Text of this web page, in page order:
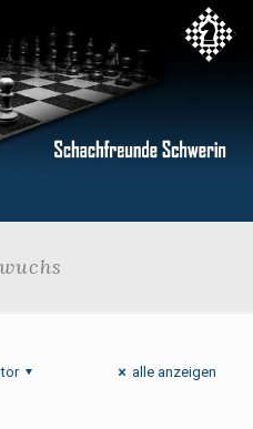
alle anzeigen